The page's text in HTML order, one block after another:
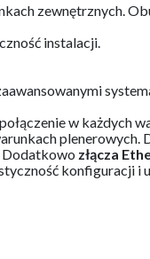
zewnętrznych.
instalacji.
w każdych
plenerowych.
Dodatkowo złącza
konfiguracji i